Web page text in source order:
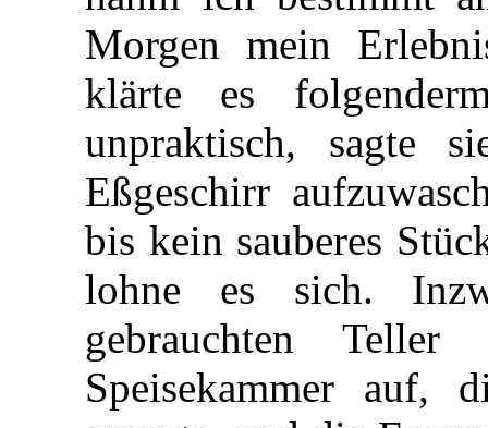
Morgen mein
klärte es
unpraktisch, sagte
Eßgeschirr
bis kein sauberes
lohne es sich.
gebrauchten
Speisekammer auf,